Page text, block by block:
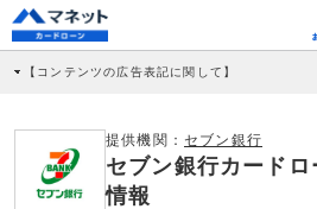
【コンテンツの広告表記に関して】
社に対して企業から紹介報酬が支払われるという
商品を根拠なくPRするものではなく、当編集部の
どに基づき、公平性を担保した情報提供を行って
>提携企業一覧
提供機関： セブン銀行
セブン銀行カードロ
情報